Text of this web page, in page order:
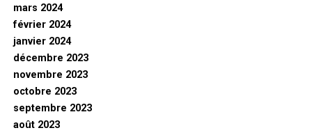
mars 2024
février 2024
janvier 2024
décembre 2023
novembre 2023
octobre 2023
septembre 2023
août 2023